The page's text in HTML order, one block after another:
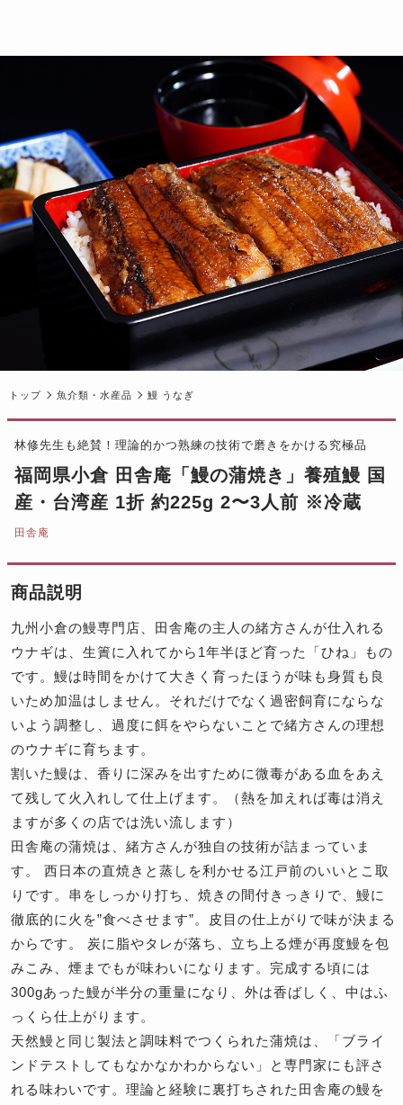
トップ 魚介類・水産品 鰻 うなぎ
林修先生も絶賛！理論的かつ熟練の技術で磨きをかける究極品
福岡県小倉 田舎庵「鰻の蒲焼き」養殖鰻 国
産・台湾産 1折 約225g 2〜3人前 ※冷蔵
田舎庵
商品説明
九州小倉の鰻専門店、田舎庵の主人の緒方さんが仕入れる
ウナギは、生簀に入れてから1年半ほど育った「ひね」もの
です。鰻は時間をかけて大きく育ったほうが味も身質も良
いため加温はしません。それだけでなく過密飼育にならな
いよう調整し、過度に餌をやらないことで緒方さんの理想
のウナギに育ちます。
割いた鰻は、香りに深みを出すために微毒がある血をあえ
て残して火入れして仕上げます。（熱を加えれば毒は消え
ますが多くの店では洗い流します）
田舎庵の蒲焼は、緒方さんが独自の技術が詰まっていま
す。 西日本の直焼きと蒸しを利かせる江戸前のいいとこ取
りです。串をしっかり打ち、焼きの間付きっきりで、鰻に
徹底的に火を”食べさせます”。皮目の仕上がりで味が決まる
からです。 炭に脂やタレが落ち、立ち上る煙が再度鰻を包
みこみ、煙までもが味わいになります。完成する頃には
300gあった鰻が半分の重量になり、外は香ばしく、中はふ
っくら仕上がります。
天然鰻と同じ製法と調味料でつくられた蒲焼は、「ブライ
ンドテストしてもなかなかわからない」と専門家にも評さ
れる味わいです。理論と経験に裏打ちされた田舎庵の鰻を